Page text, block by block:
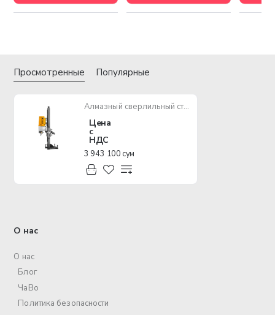
Просмотренные Популярные
Алмазный сверлильный станок INGCO DDM28001
Цена
с
НДС
3 943 100 сум
О нас
О нас
Блог
ЧаВо
Политика безопасности